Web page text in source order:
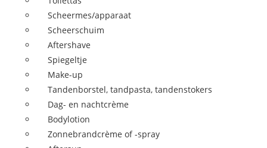
Scheermes/apparaat
Scheerschuim
Aftershave
Spiegeltje
Make-up
Tandenborstel, tandpasta, tandenstokers
Dag- en nachtcrème
Bodylotion
Zonnebrandcrème of -spray